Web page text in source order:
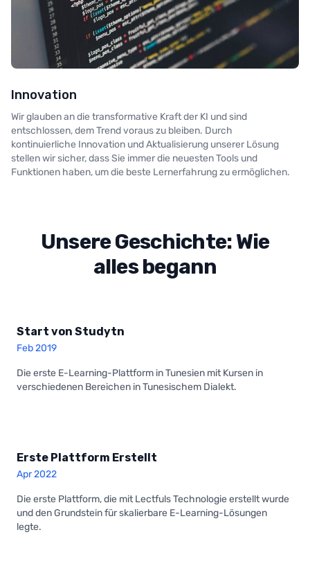
Innovation
Wir glauben an die transformative Kraft der KI und sind
entschlossen, dem Trend voraus zu bleiben. Durch
kontinuierliche Innovation und Aktualisierung unserer Lösung
stellen wir sicher, dass Sie immer die neuesten Tools und
Funktionen haben, um die beste Lernerfahrung zu ermöglichen.
Unsere Geschichte: Wie
alles begann
Start von Studytn
Feb 2019
Die erste E-Learning-Plattform in Tunesien mit Kursen in
verschiedenen Bereichen in Tunesischem Dialekt.
Erste Plattform Erstellt
Apr 2022
Die erste Plattform, die mit Lectfuls Technologie erstellt wurde
und den Grundstein für skalierbare E-Learning-Lösungen
legte.